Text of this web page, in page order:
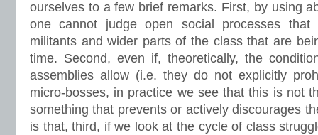
ourselves to a few brief remarks. First, by using
one cannot judge open social processes that
militants and wider parts of the class that are
time. Second, even if, theoretically, the
assemblies allow (i.e. they do not explicitly
micro-bosses, in practice we see that this is not
something that prevents or actively discourages
is that, third, if we look at the cycle of class